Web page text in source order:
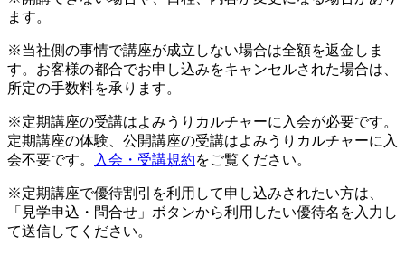
ます。
※当社側の事情で講座が成立しない場合は全額を返金しま
す。お客様の都合でお申し込みをキャンセルされた場合は、
所定の手数料を承ります。
※定期講座の受講はよみうりカルチャーに入会が必要です。
定期講座の体験、公開講座の受講はよみうりカルチャーに入
会不要です。
入会・受講規約をご覧ください。
※定期講座で優待割引を利用して申し込みされたい方は、
「見学申込・問合せ」ボタンから利用したい優待名を入力し
て送信してください。